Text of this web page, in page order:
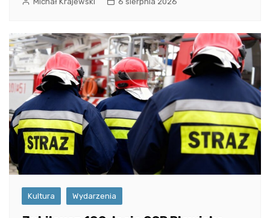
Kultura Wydarzenia